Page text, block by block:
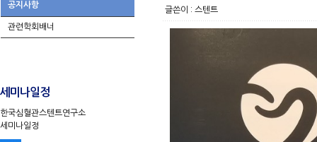
공지사항
관련학회배너
세미나일정
한국심혈관스텐트연구소
세미나일정
글쓴이 : 스텐트